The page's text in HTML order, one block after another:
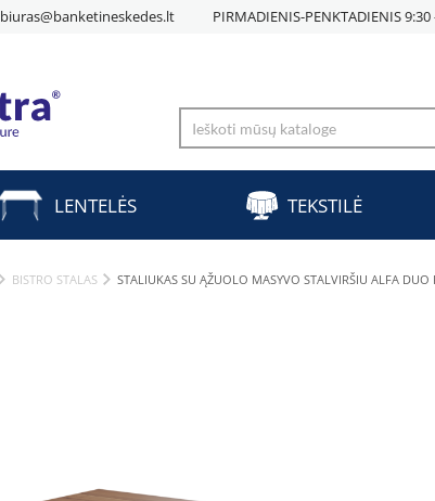
biuras@banketineskedes.lt PIRMADIENIS-PENKTADIENIS 9:30
LENTELĖS TEKSTILĖ
BISTRO STALAS STALIUKAS SU ĄŽUOLO MASYVO STALVIRŠIU ALFA DUO